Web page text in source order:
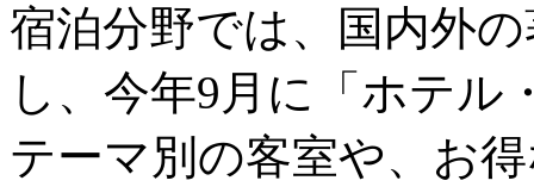
宿泊分野では、国内外
し、今年9月に「ホテル
テーマ別の客室や、お